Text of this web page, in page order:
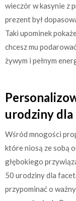
wieczór w kasynie z
prezent był
Taki upominek
chcesz mu
żywym i pełnym
urodziny
Wśród mnogości
które niosą ze sobą
głębokiego
50 urodziny dla
przypominać o